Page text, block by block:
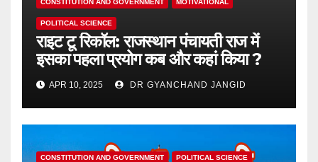
CONSTITUTION AND GOVERNMENT MOTIVATIONAL
POLITICAL SCIENCE
राइट टू रिकॉल: राजस्थान पंचायती राज में
इसका पहला प्रयोग कब और कहां किया ?
APR 10, 2025 DR GYANCHAND JANGID
CONSTITUTION AND GOVERNMENT POLITICAL SCIENCE